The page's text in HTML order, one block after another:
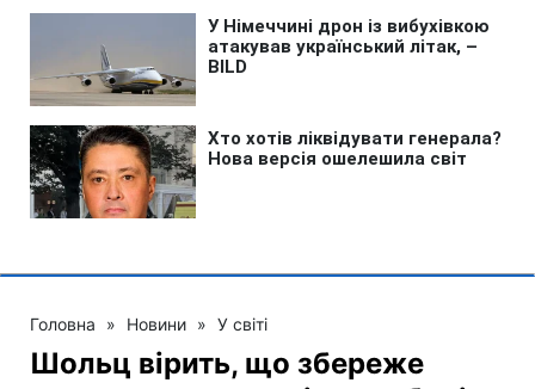
Головна » Новини » У світі
Шольц вірить, що збереже